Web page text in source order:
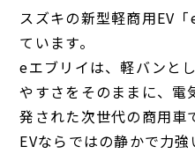
スズキの新型軽商用EV
ています。
eエブリイは、軽バンと
やすさをそのままに、電
発された次世代の商用車
EVならではの静かで力